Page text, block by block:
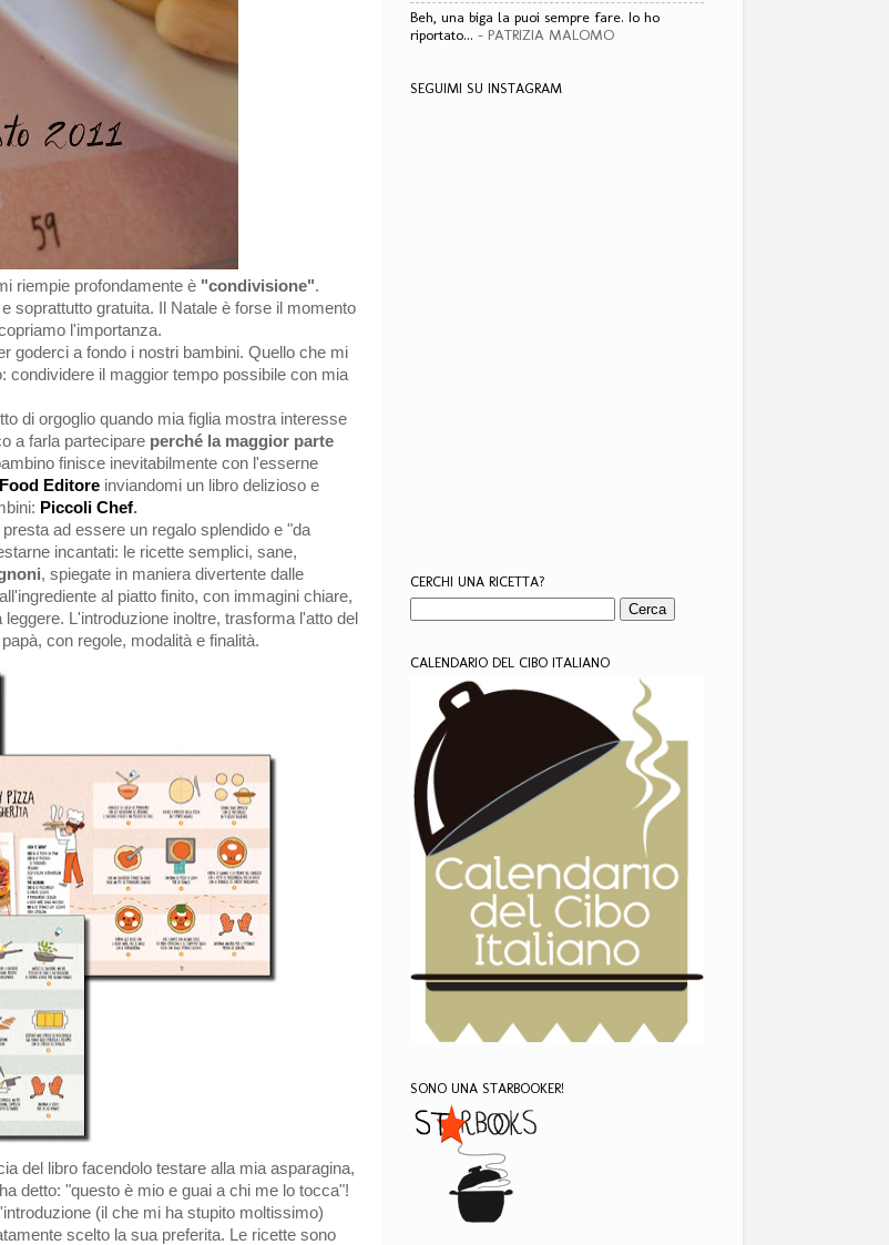
riempie profondamente è "condivisione".
soprattutto gratuita. Il Natale è forse il momento
l'importanza.
goderci a fondo i nostri bambini. Quello che mi
condividere il maggior tempo possibile con mia
di orgoglio quando mia figlia mostra interesse
a farla partecipare perché la maggior parte
finisce inevitabilmente con l'esserne
Food Editore inviandomi un libro delizioso e
Piccoli Chef.
ad essere un regalo splendido e "da
incantati: le ricette semplici, sane,
, spiegate in maniera divertente dalle
al piatto finito, con immagini chiare,
leggere. L'introduzione inoltre, trasforma l'atto del
con regole, modalità e finalità.
del libro facendolo testare alla mia asparagina,
detto: "questo è mio e guai a chi me lo tocca"!
(il che mi ha stupito moltissimo)
scelto la sua preferita. Le ricette sono
Beh, una biga la puoi sempre fare. Io ho
riportato... - PATRIZIA MALOMO
SEGUIMI SU INSTAGRAM
CERCHI UNA RICETTA?
CALENDARIO DEL CIBO ITALIANO
SONO UNA STARBOOKER!